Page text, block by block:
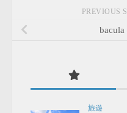
PREVIOUS
bacula
旅遊